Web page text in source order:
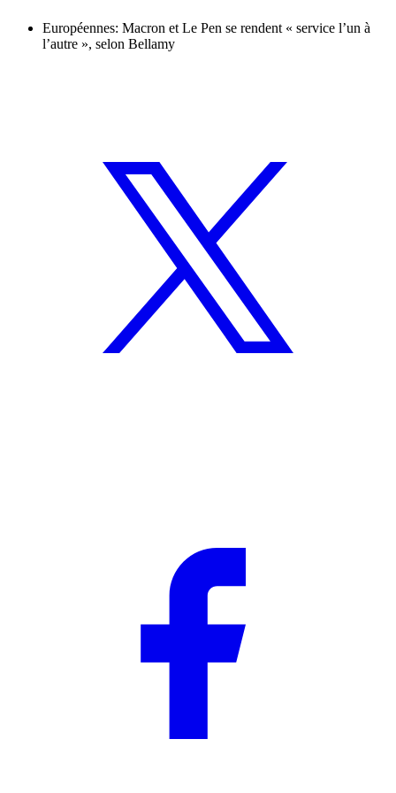
Européennes: Macron et Le Pen se rendent « service l’un à
l’autre », selon Bellamy